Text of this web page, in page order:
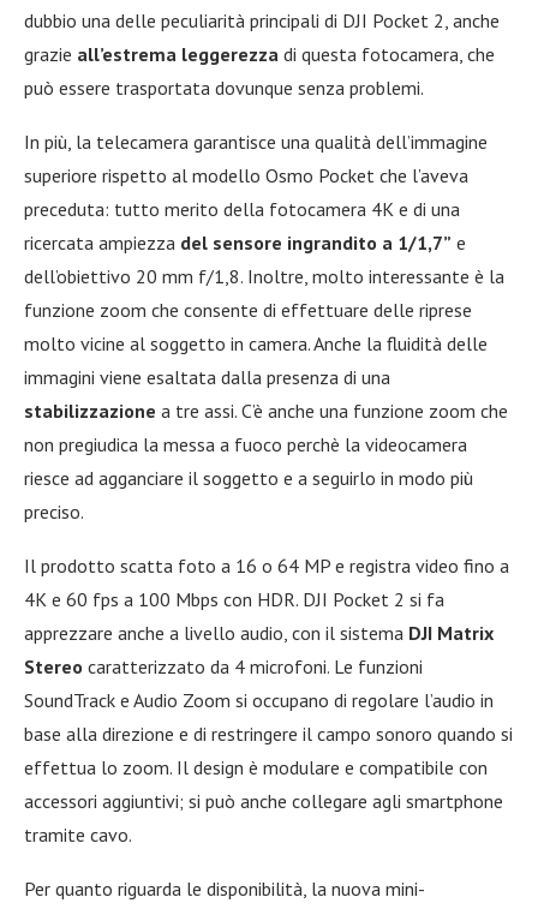
dubbio una delle peculiarità principali di DJI Pocket 2, anche
grazie all’estrema leggerezza di questa fotocamera, che
può essere trasportata dovunque senza problemi.
In più, la telecamera garantisce una qualità dell’immagine
superiore rispetto al modello Osmo Pocket che l’aveva
preceduta: tutto merito della fotocamera 4K e di una
ricercata ampiezza del sensore ingrandito a 1/1,7” e
dell’obiettivo 20 mm f/1,8. Inoltre, molto interessante è la
funzione zoom che consente di effettuare delle riprese
molto vicine al soggetto in camera. Anche la fluidità delle
immagini viene esaltata dalla presenza di una
stabilizzazione a tre assi. C’è anche una funzione zoom che
non pregiudica la messa a fuoco perchè la videocamera
riesce ad agganciare il soggetto e a seguirlo in modo più
preciso.
Il prodotto scatta foto a 16 o 64 MP e registra video fino a
4K e 60 fps a 100 Mbps con HDR. DJI Pocket 2 si fa
apprezzare anche a livello audio, con il sistema DJI Matrix
Stereo caratterizzato da 4 microfoni. Le funzioni
SoundTrack e Audio Zoom si occupano di regolare l’audio in
base alla direzione e di restringere il campo sonoro quando si
effettua lo zoom. Il design è modulare e compatibile con
accessori aggiuntivi; si può anche collegare agli smartphone
tramite cavo.
Per quanto riguarda le disponibilità, la nuova mini-